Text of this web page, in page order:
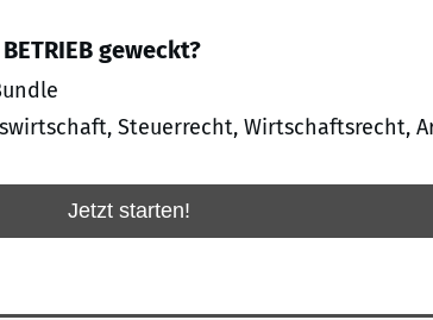
geweckt?
Steuerrecht, Wirtschaftsrecht,
Jetzt starten!